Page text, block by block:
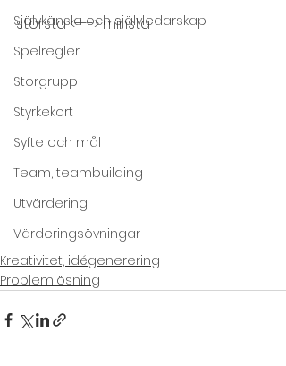
Självkänsla och självledarskap
Spelregler
Storgrupp
Styrkekort
Syfte och mål
Team, teambuilding
Utvärdering
Värderingsövningar
största <---> minsta
Kreativitet, idégenerering
Problemlösning